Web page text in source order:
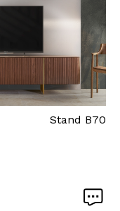
Stand B70